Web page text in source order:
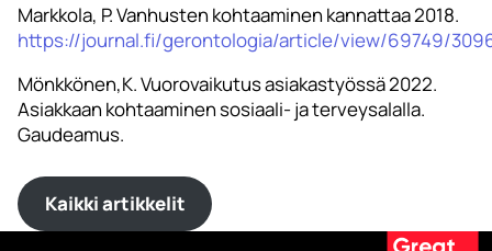
Markkola, P. Vanhusten kohtaaminen kannattaa 2018.
https://journal.fi/gerontologia/article/view/69749/
Mönkkönen,K. Vuorovaikutus asiakastyössä 2022.
Asiakkaan kohtaaminen sosiaali- ja terveysalalla.
Gaudeamus.
Kaikki artikkelit